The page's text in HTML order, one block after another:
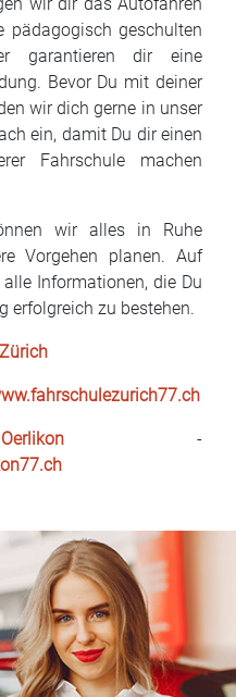
pädagogisch geschulten
garantieren dir eine
Bevor Du mit deiner
wir dich gerne in unser
ein, damit Du dir einen
Fahrschule machen
wir alles in Ruhe
Vorgehen planen. Auf
Informationen, die Du
erfolgreich zu bestehen.
-